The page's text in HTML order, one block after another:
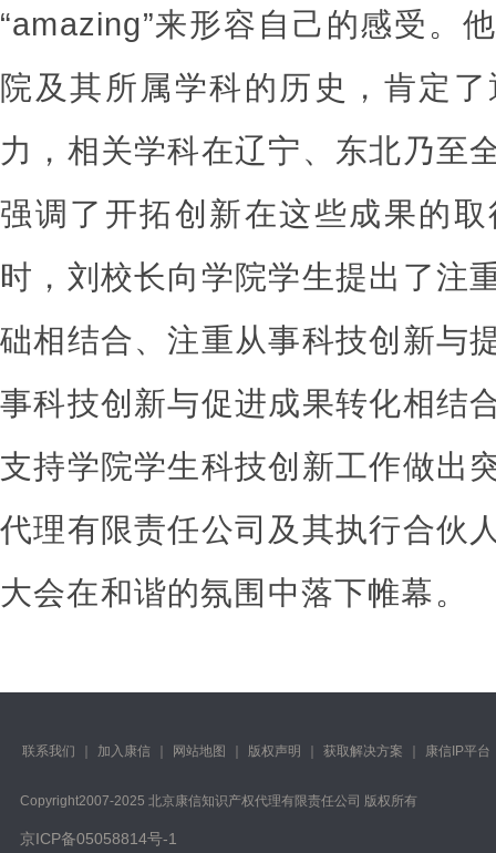
“amazing”来形容自己的感受。
院及其所属学科的历史，肯定
力，相关学科在辽宁、东北乃至
强调了开拓创新在这些成果的
时，刘校长向学院学生提出了注
础相结合、注重从事科技创新与
事科技创新与促进成果转化相结
支持学院学生科技创新工作做出
代理有限责任公司及其执行合伙
大会在和谐的氛围中落下帷幕。
联系我们 加入康信 网站地图 版权声明 获取解决方案 康信IP平台
Copyright️2007-2025 北京康信知识产权代理有限责任公司 版权所有
京ICP备05058814号-1